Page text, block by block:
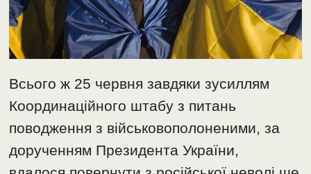
Всього ж 25 червня завдяки зусиллям
Координаційного штабу з питань
поводження з військовополоненими, за
дорученням Президента України,